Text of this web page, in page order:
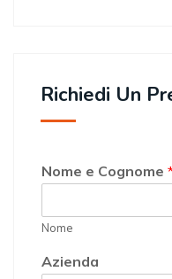
Richiedi Un
Nome e Cognome
Nome
Azienda